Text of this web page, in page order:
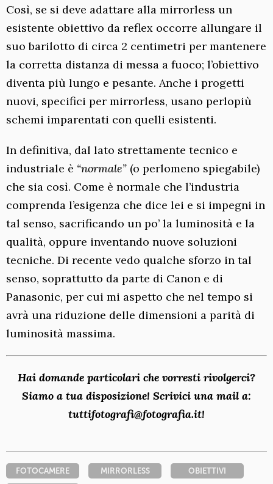
Così, se si deve adattare alla mirrorless un
esistente obiettivo da reflex occorre allungare il
suo barilotto di circa 2 centimetri per mantenere
la corretta distanza di messa a fuoco; l’obiettivo
diventa più lungo e pesante. Anche i progetti
nuovi, specifici per mirrorless, usano perlopiù
schemi imparentati con quelli esistenti.
In definitiva, dal lato strettamente tecnico e
industriale è “normale” (o perlomeno spiegabile)
che sia così. Come è normale che l’industria
comprenda l’esigenza che dice lei e si impegni in
tal senso, sacrificando un po’ la luminosità e la
qualità, oppure inventando nuove soluzioni
tecniche. Di recente vedo qualche sforzo in tal
senso, soprattutto da parte di Canon e di
Panasonic, per cui mi aspetto che nel tempo si
avrà una riduzione delle dimensioni a parità di
luminosità massima.
Hai domande particolari che vorresti rivolgerci?
Siamo a tua disposizione! Scrivici una mail a:
tuttifotografi@fotografia.it!
FOTOCAMERE MIRRORLESS OBIETTIVI